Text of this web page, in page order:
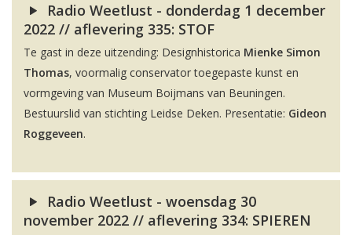
Radio Weetlust - donderdag 1 december
2022 // aflevering 335: STOF
Te gast in deze uitzending: Designhistorica Mienke Simon
Thomas, voormalig conservator toegepaste kunst en
vormgeving van Museum Boijmans van Beuningen.
Bestuurslid van stichting Leidse Deken. Presentatie: Gideon
Roggeveen.
Radio Weetlust - woensdag 30
november 2022 // aflevering 334: SPIEREN